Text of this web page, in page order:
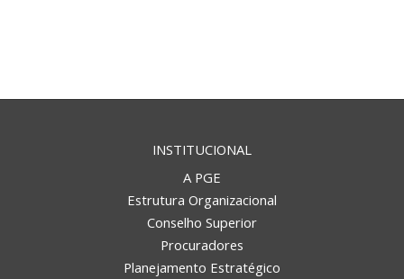
INSTITUCIONAL
A PGE
Estrutura Organizacional
Conselho Superior
Procuradores
Planejamento Estratégico